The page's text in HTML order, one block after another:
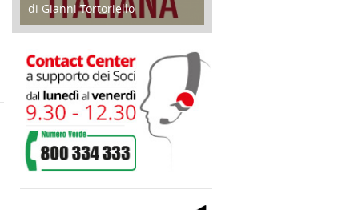
di Gianni Tortoriello
17 Marzo 2018